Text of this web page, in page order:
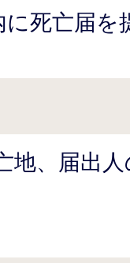
死亡届を
地、届出